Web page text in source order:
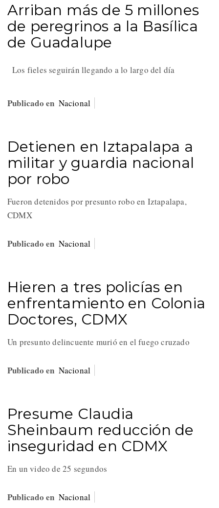
Arriban más de 5 millones
de peregrinos a la Basílica
de Guadalupe
Los fieles seguirán llegando a lo largo del día
Publicado en Nacional
Detienen en Iztapalapa a
militar y guardia nacional
por robo
Fueron detenidos por presunto robo en Iztapalapa,
CDMX
Publicado en Nacional
Hieren a tres policías en
enfrentamiento en Colonia
Doctores, CDMX
Un presunto delincuente murió en el fuego cruzado
Publicado en Nacional
Presume Claudia
Sheinbaum reducción de
inseguridad en CDMX
En un video de 25 segundos
Publicado en Nacional